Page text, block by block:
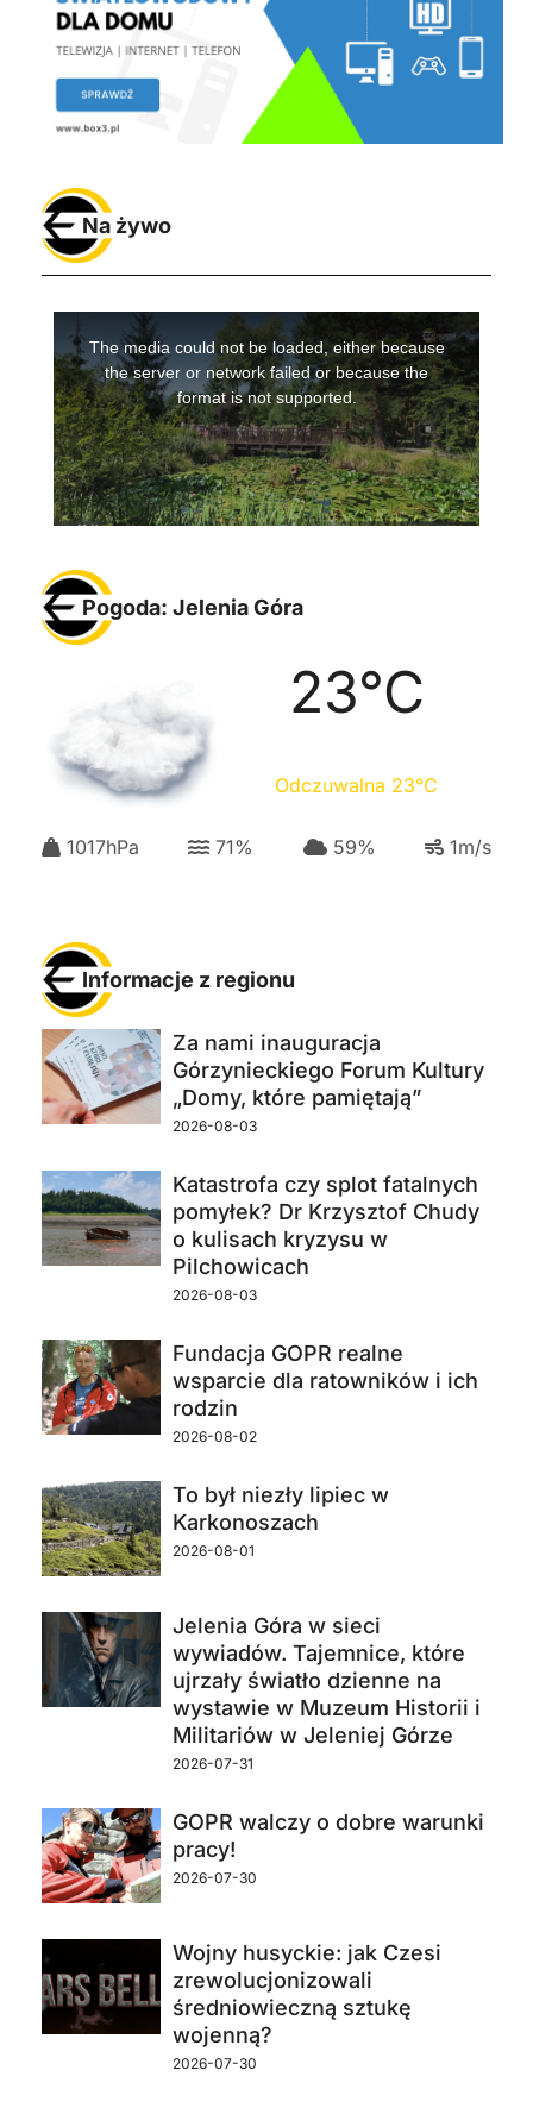
Na żywo
Pogoda: Jelenia Góra
23°C
Odczuwalna 23°C
1017hPa 71% 59% 1m/s
Informacje z regionu
Za nami inauguracja
Górzynieckiego Forum Kultury
„Domy, które pamiętają”
2026-08-03
Katastrofa czy splot fatalnych
pomyłek? Dr Krzysztof Chudy
o kulisach kryzysu w
Pilchowicach
2026-08-03
Fundacja GOPR realne
wsparcie dla ratowników i ich
rodzin
2026-08-02
To był niezły lipiec w
Karkonoszach
2026-08-01
Jelenia Góra w sieci
wywiadów. Tajemnice, które
ujrzały światło dzienne na
wystawie w Muzeum Historii i
Militariów w Jeleniej Górze
2026-07-31
GOPR walczy o dobre warunki
pracy!
2026-07-30
Wojny husyckie: jak Czesi
zrewolucjonizowali
średniowieczną sztukę
wojenną?
2026-07-30